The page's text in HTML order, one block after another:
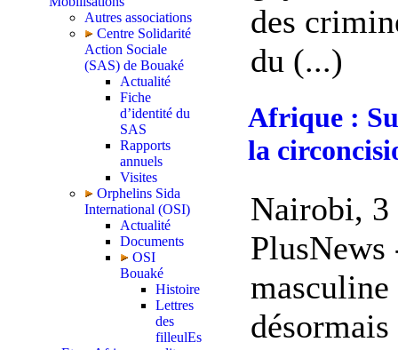
Autres associations
Centre Solidarité
Action Sociale
(SAS) de Bouaké
Actualité
Fiche
d’identité du
SAS
Rapports
annuels
Visites
Orphelins Sida
International (OSI)
Actualité
Documents
OSI
Bouaké
Histoire
Lettres
des
filleulEs
des
du (...)
Afrique :
la
Nairobi, 3